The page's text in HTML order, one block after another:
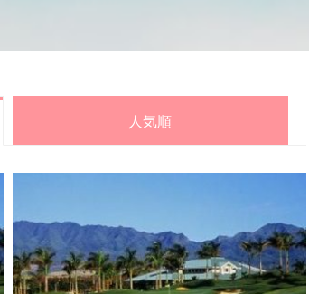
人気順